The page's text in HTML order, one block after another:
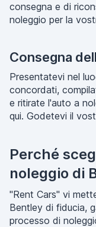
consegna e di
noleggio per la
Consegna
Presentatevi nel
concordati,
e ritirate l'auto a
qui. Godetevi il
Perché
noleggio di
"Rent Cars" vi
Bentley di fiducia,
processo di